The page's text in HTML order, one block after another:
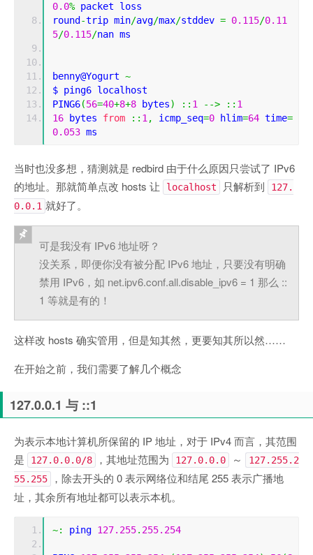
0.0% packet loss
round -trip min/avg/max/stddev = 0.115/0.11
5/0.115/nan ms
benny@Yogurt ~
$ ping6 localhost
PING6(56=40+8+8 bytes) :: 1 --> :: 1
16 bytes from :: 1 , icmp_seq=0 hlim=64 time=
0.053 ms
当时也没多想，猜测就是 redbird 由于什么原因只尝试了 IPv6
的地址。那就简单点改 hosts 让
localhost 只解析到
127.
0.0.1 就好了。
可是我没有 IPv6 地址呀？
没关系，即便你没有被分配 IPv6 地址，只要没有明确
禁用 IPv6，如 net.ipv6.conf.all.disable_ipv6 = 1 那么 ::
1 等就是有的！
这样改 hosts 确实管用，但是知其然，更要知其所以然……
在开始之前，我们需要了解几个概念
127.0.0.1 与 ::1
为表示本地计算机所保留的 IP 地址，对于 IPv4 而言，其范围
是
127.0.0.0/8 ，其地址范围为 127.0.0.0 ～
127.255.2
55.255
，除去开头的 0 表示网络位和结尾 255 表示广播地
址，其余所有地址都可以表示本机。
~: ping 127.255. 255.254